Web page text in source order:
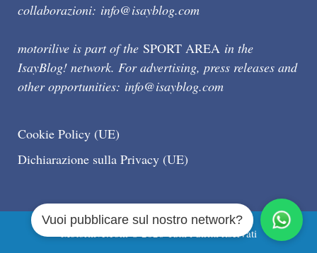
collaborazioni: info@isayblog.com
motorilive is part of the SPORT AREA in the
IsayBlog! network. For advertising, press releases and
other opportunities: info@isayblog.com
Cookie Policy (UE)
Dichiarazione sulla Privacy (UE)
Motorilive.com © 2026 Tutti i diritti riservati
Vuoi pubblicare sul nostro network?